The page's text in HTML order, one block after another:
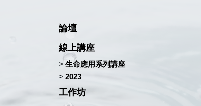
論壇
線上講座
> 生命應用系列講座
> 2023
工作坊